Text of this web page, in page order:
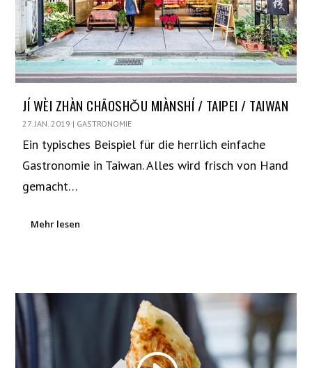
JÍ WÈI ZHÀN CHĀOSHǑU MIÀNSHÍ / TAIPEI / TAIWAN
27. JAN. 2019 | GASTRONOMIE
Ein typisches Beispiel für die herrlich einfache
Gastronomie in Taiwan. Alles wird frisch von Hand
gemacht…
Mehr lesen